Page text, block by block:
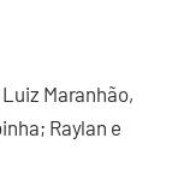
Maranhão,
Raylan e